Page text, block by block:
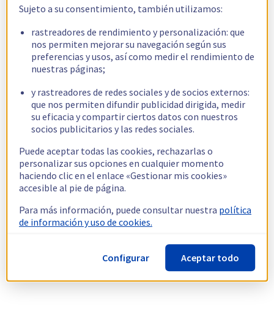
Sujeto a su consentimiento, también utilizamos:
rastreadores de rendimiento y personalización: que
nos permiten mejorar su navegación según sus
preferencias y usos, así como medir el rendimiento de
nuestras páginas;
y rastreadores de redes sociales y de socios externos:
que nos permiten difundir publicidad dirigida, medir
su eficacia y compartir ciertos datos con nuestros
socios publicitarios y las redes sociales.
Puede aceptar todas las cookies, rechazarlas o
personalizar sus opciones en cualquier momento
haciendo clic en el enlace «Gestionar mis cookies»
accesible al pie de página.
Para más información, puede consultar nuestra política
de información y uso de cookies.
Configurar Aceptar todo